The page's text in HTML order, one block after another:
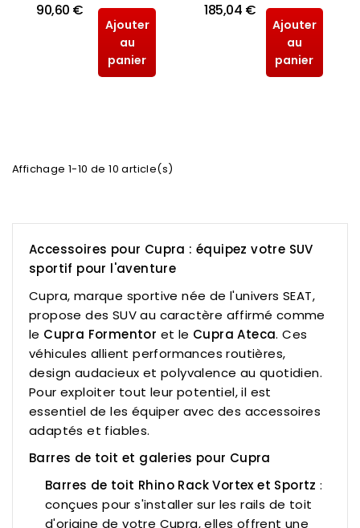
90,60 €
Ajouter
au
panier
185,04 €
Ajouter
au
panier
Affichage 1-10 de 10 article(s)
Accessoires pour Cupra : équipez votre SUV
sportif pour l'aventure
Cupra, marque sportive née de l'univers SEAT,
propose des SUV au caractère affirmé comme
le Cupra Formentor et le Cupra Ateca. Ces
véhicules allient performances routières,
design audacieux et polyvalence au quotidien.
Pour exploiter tout leur potentiel, il est
essentiel de les équiper avec des accessoires
adaptés et fiables.
Barres de toit et galeries pour Cupra
Barres de toit Rhino Rack Vortex et Sportz :
conçues pour s'installer sur les rails de toit
d'origine de votre Cupra, elles offrent une